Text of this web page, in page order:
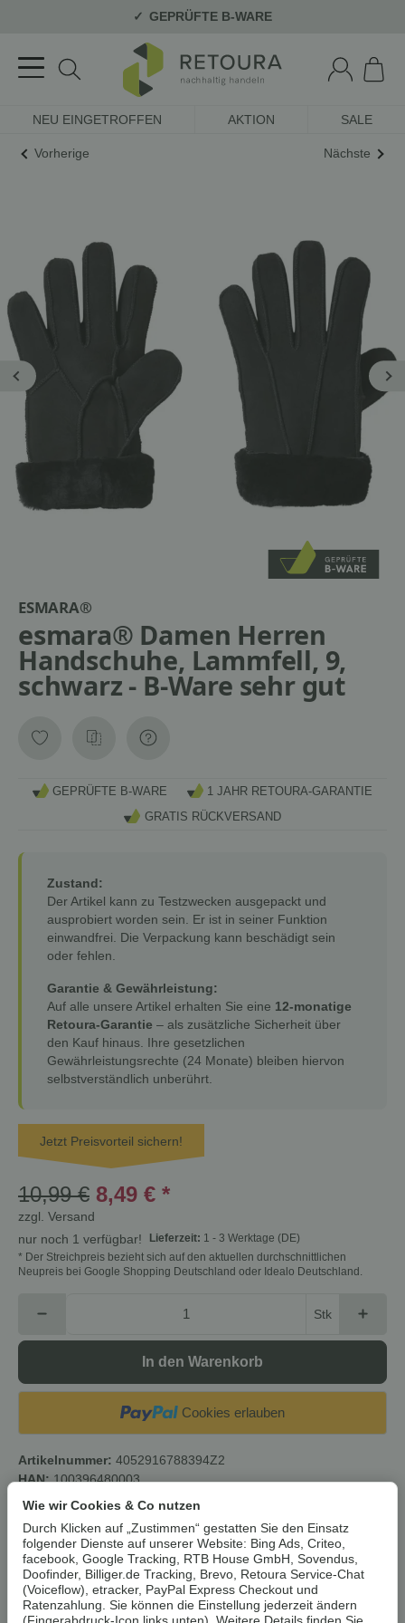
GEPRÜFTE B-WARE
NEU EINGETROFFEN AKTION SALE
Vorherige Nächste
ESMARA®
esmara® Damen Herren
Handschuhe, Lammfell, 9,
schwarz - B-Ware sehr gut
GEPRÜFTE B-WARE
1 JAHR RETOURA-GARANTIE
GRATIS RÜCKVERSAND
Zustand:
Der Artikel kann zu Testzwecken ausgepackt und
ausprobiert worden sein. Er ist in seiner Funktion
einwandfrei. Die Verpackung kann beschädigt sein
oder fehlen.
Garantie & Gewährleistung:
Auf alle unsere Artikel erhalten Sie eine 12-monatige
Retoura-Garantie – als zusätzliche Sicherheit über
den Kauf hinaus. Ihre gesetzlichen
Gewährleistungsrechte (24 Monate) bleiben hiervon
selbstverständlich unberührt.
Jetzt Preisvorteil sichern!
10,99 € 8,49 € *
zzgl. Versand
nur noch 1 verfügbar!
Lieferzeit: 1 - 3 Werktage (DE)
* Der Streichpreis bezieht sich auf den aktuellen durchschnittlichen
Neupreis bei Google Shopping Deutschland oder Idealo Deutschland.
Stk
In den Warenkorb
Cookies erlauben
Artikelnummer: 4052916788394Z2
HAN:100396480003
Kategorie:
Sonstiges
Beschreibung
Um dieUmwelt zu schonen, vermeiden wir aufwendige
Umverpackungen. Wenn immer es möglich ist, versenden wir Ihre
Wie wir Cookies & Co nutzen
Durch Klicken auf „Zustimmen“ gestatten Sie den Einsatz
folgender Dienste auf unserer Website: Bing Ads, Criteo,
facebook, Google Tracking, RTB House GmbH, Sovendus,
Doofinder, Billiger.de Tracking, Brevo, Retoura Service-Chat
(Voiceflow), etracker, PayPal Express Checkout und
Ratenzahlung. Sie können die Einstellung jederzeit ändern